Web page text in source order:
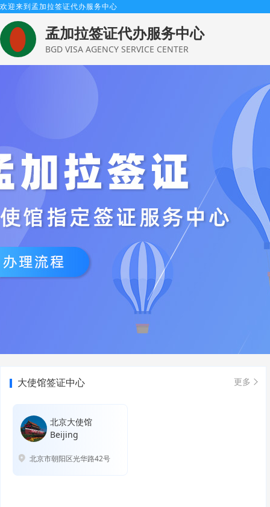
欢迎来到孟加拉签证代办服务中心
孟加拉签证代办服务中心
BGD VISA AGENCY SERVICE CENTER
大使馆签证中心 更多
北京大使馆
Beijing
北京市朝阳区光华路42号